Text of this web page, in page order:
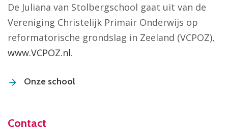
De Juliana van Stolbergschool gaat uit van de
Vereniging Christelijk Primair Onderwijs op
reformatorische grondslag in Zeeland (VCPOZ),
www.VCPOZ.nl.
Onze school
Contact